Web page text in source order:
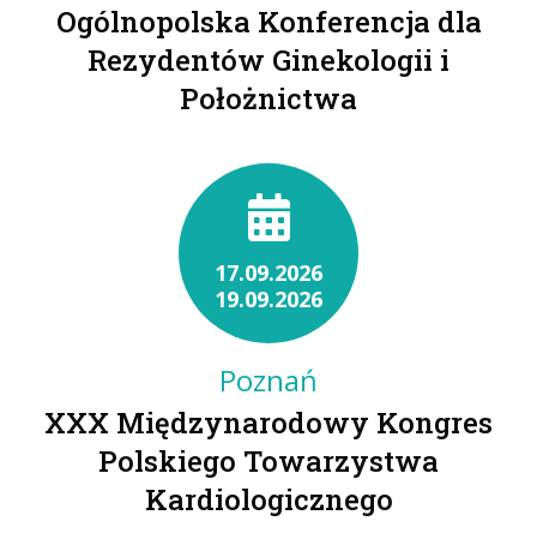
Ogólnopolska Konferencja dla
Rezydentów Ginekologii i
Położnictwa
17.09.2026
19.09.2026
Poznań
XXX Międzynarodowy Kongres
Polskiego Towarzystwa
Kardiologicznego